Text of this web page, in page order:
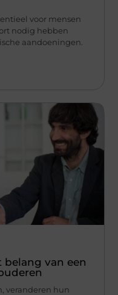
voor mensen
nodig hebben
aandoeningen.
belang van een
veranderen hun